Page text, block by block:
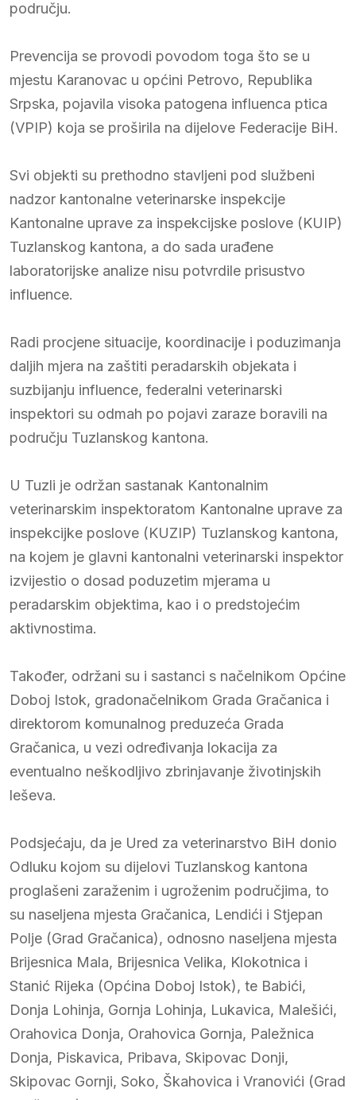
području.
Prevencija se provodi povodom toga što se u
mjestu Karanovac u općini Petrovo, Republika
Srpska, pojavila visoka patogena influenca ptica
(VPIP) koja se proširila na dijelove Federacije BiH.
Svi objekti su prethodno stavljeni pod službeni
nadzor kantonalne veterinarske inspekcije
Kantonalne uprave za inspekcijske poslove (KUIP)
Tuzlanskog kantona, a do sada urađene
laboratorijske analize nisu potvrdile prisustvo
influence.
Radi procjene situacije, koordinacije i poduzimanja
daljih mjera na zaštiti peradarskih objekata i
suzbijanju influence, federalni veterinarski
inspektori su odmah po pojavi zaraze boravili na
području Tuzlanskog kantona.
U Tuzli je održan sastanak Kantonalnim
veterinarskim inspektoratom Kantonalne uprave za
inspekcijke poslove (KUZIP) Tuzlanskog kantona,
na kojem je glavni kantonalni veterinarski inspektor
izvijestio o dosad poduzetim mjerama u
peradarskim objektima, kao i o predstojećim
aktivnostima.
Također, održani su i sastanci s načelnikom Općine
Doboj Istok, gradonačelnikom Grada Gračanica i
direktorom komunalnog preduzeća Grada
Gračanica, u vezi određivanja lokacija za
eventualno neškodljivo zbrinjavanje životinjskih
leševa.
Podsjećaju, da je Ured za veterinarstvo BiH donio
Odluku kojom su dijelovi Tuzlanskog kantona
proglašeni zaraženim i ugroženim područjima, to
su naseljena mjesta Gračanica, Lendići i Stjepan
Polje (Grad Gračanica), odnosno naseljena mjesta
Brijesnica Mala, Brijesnica Velika, Klokotnica i
Stanić Rijeka (Općina Doboj Istok), te Babići,
Donja Lohinja, Gornja Lohinja, Lukavica, Malešići,
Orahovica Donja, Orahovica Gornja, Paležnica
Donja, Piskavica, Pribava, Skipovac Donji,
Skipovac Gornji, Soko, Škahovica i Vranovići (Grad